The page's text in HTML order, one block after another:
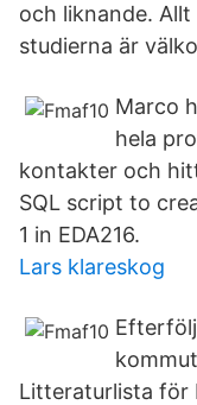
och liknande.
studierna är
Marco
hela
kontakter och
SQL script to
1 in EDA216.
Lars klareskog
Litteraturlista för